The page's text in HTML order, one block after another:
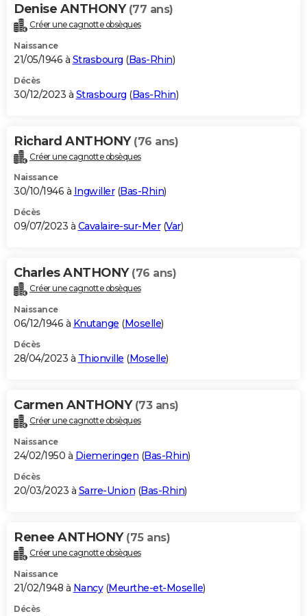
Denise ANTHONY (77 ans)
Créer une cagnotte obsèques
Naissance
21/05/1946 à Strasbourg (Bas-Rhin)
Décès
30/12/2023 à Strasbourg (Bas-Rhin)
Richard ANTHONY (76 ans)
Créer une cagnotte obsèques
Naissance
30/10/1946 à Ingwiller(Bas-Rhin)
Décès
09/07/2023 à Cavalaire-sur-Mer(Var)
Charles ANTHONY (76 ans)
Créer une cagnotte obsèques
Naissance
06/12/1946 à Knutange (Moselle)
Décès
28/04/2023 à Thionville (Moselle)
Carmen ANTHONY (73 ans)
Créer une cagnotte obsèques
Naissance
24/02/1950 à Diemeringen (Bas-Rhin)
Décès
20/03/2023 à Sarre-Union (Bas-Rhin)
Renee ANTHONY (75 ans)
Créer une cagnotte obsèques
Naissance
21/02/1948 à Nancy(Meurthe-et-Moselle)
Décès